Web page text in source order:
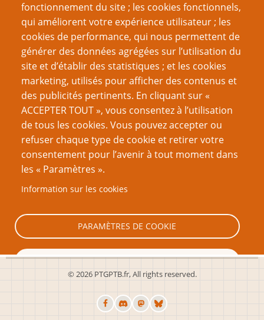
fonctionnement du site ; les cookies fonctionnels,
qui améliorent votre expérience utilisateur ; les
cookies de performance, qui nous permettent de
générer des données agrégées sur l’utilisation du
site et d’établir des statistiques ; et les cookies
marketing, utilisés pour afficher des contenus et
des publicités pertinents. En cliquant sur «
ACCEPTER TOUT », vous consentez à l’utilisation
de tous les cookies. Vous pouvez accepter ou
refuser chaque type de cookie et retirer votre
consentement pour l’avenir à tout moment dans
les « Paramètres ».
Information sur les cookies
PARAMÈTRES DE COOKIE
TOUT REFUSER
TOUT ACCEPTER
Créer un nouveau compte
Réinitialiser votre mot de passe
Du même auteur
Test de validité d'Univers
Ouais, mais… Mon perso n'en a rien à cirer !
Le Guide du Maître de Jeu salaud
Les règles de base de Jonny
Tous à bord de L’Express pour l'aventure !
Salut les gars, vous devez être le groupe !
Techniques de défense juridique pour rôlistes
Pagination
Page
précédente
‹‹ 3
© 2026 PTGPTB.fr, All rights reserved.